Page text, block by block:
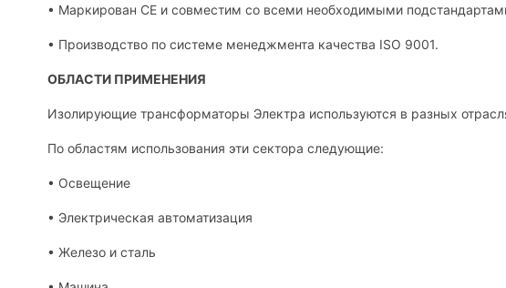
• Маркирован CE и совместим со всеми необходимыми
• Производство по системе менеджмента качества ISO 9001.
ОБЛАСТИ ПРИМЕНЕНИЯ
Изолирующие трансформаторы Электра используются в разных
По областям использования эти сектора следующие:
• Освещение
• Электрическая автоматизация
• Железо и сталь